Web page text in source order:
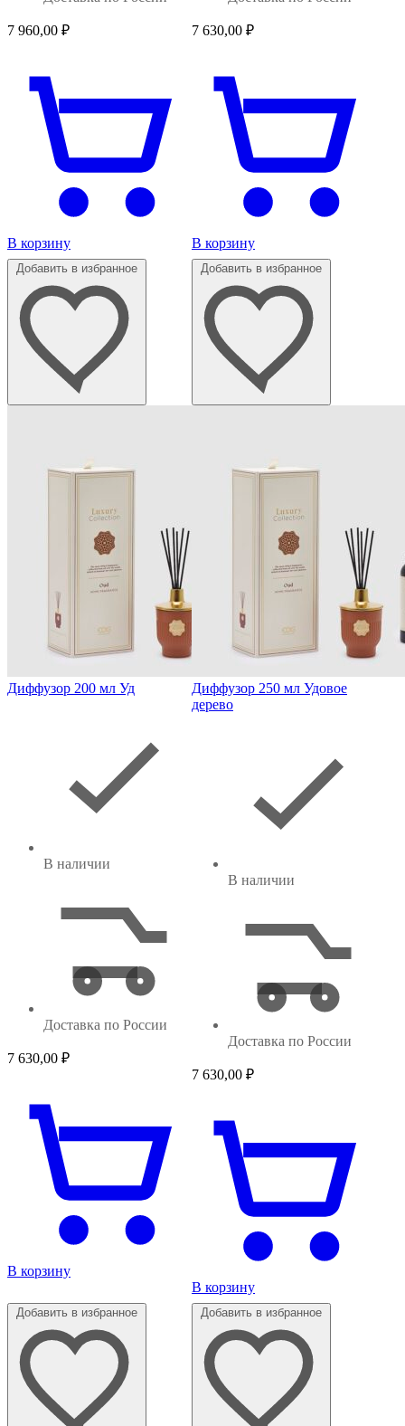
7 960,00 ₽
В корзину
7 630,00 ₽
В корзину
Добавить в избранное
Диффузор 200 мл Уд
В наличии
Доставка по России
7 630,00 ₽
В корзину
Добавить в избранное
Диффузор 250 мл Удовое
дерево
В наличии
Доставка по России
7 630,00 ₽
В корзину
Добавить в избранное Добавить в избранное